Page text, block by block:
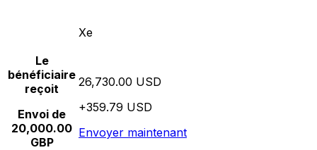
Xe
Le
bénéficiaire
reçoit
Envoi de
20,000.00
GBP
26,730.00 USD
+359.79 USD
Envoyer maintenant